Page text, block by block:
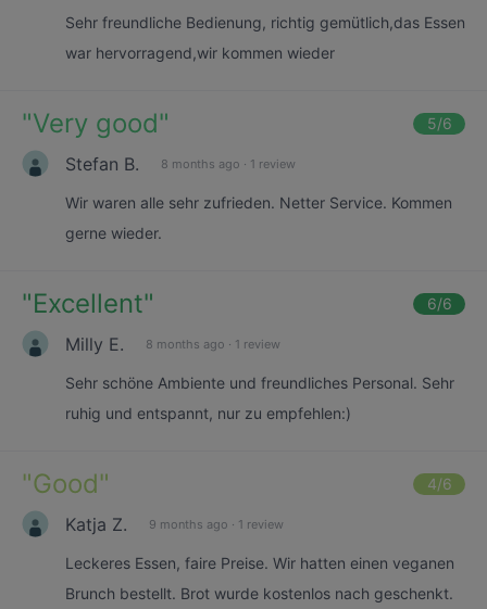
Sehr freundliche Bedienung, richtig gemütlich,das Essen
war hervorragend,wir kommen wieder
"Very good" 5/6
Stefan B. 8 months ago · 1 review
Wir waren alle sehr zufrieden. Netter Service. Kommen
gerne wieder.
"Excellent" 6/6
Milly E. 8 months ago · 1 review
Sehr schöne Ambiente und freundliches Personal. Sehr
ruhig und entspannt, nur zu empfehlen:)
"Good" 4/6
Katja Z. 9 months ago · 1 review
Leckeres Essen, faire Preise. Wir hatten einen veganen
Brunch bestellt. Brot wurde kostenlos nach geschenkt.